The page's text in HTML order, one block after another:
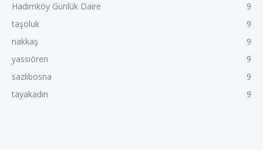
Hadımköy Günlük Daire
9
taşoluk
9
nakkaş
9
yassıören
9
sazlıbosna
9
tayakadın
9